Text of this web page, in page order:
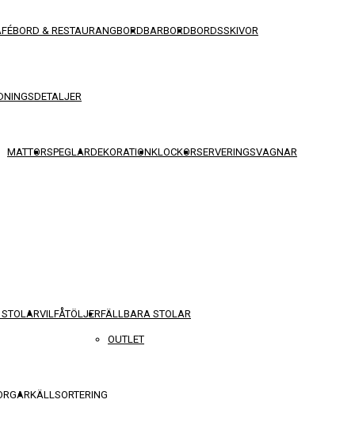
& RESTAURANGBORDBARBORDBORDSSKIVOR
MATTORSPEGLARDEKORATIONKLOCKORSERVERINGSVAGNAR
VILFÅTÖLJERFÄLLBARA STOLAR
KÄLLSORTERING
OUTLET